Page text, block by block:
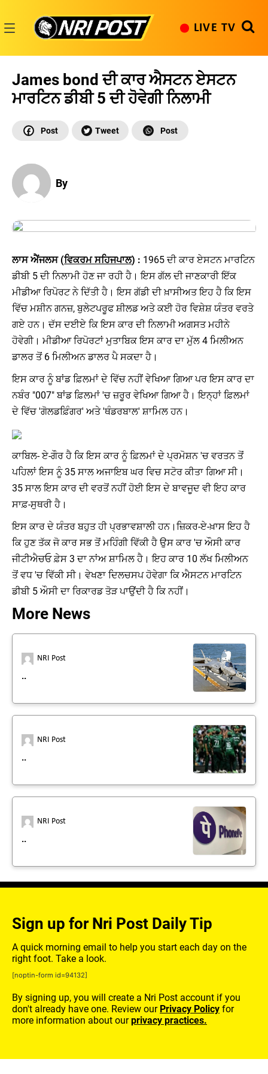
content
LIVE TV
James bond ਦੀ ਕਾਰ ਐਸਟਨ ਏਸਟਨ
ਮਾਰਟਿਨ ਡੀਬੀ 5 ਦੀ ਹੋਵੇਗੀ ਨਿਲਾਮੀ
By
ਲਾਸ ਐਂਜਲਸ (ਵਿਕਰਮ ਸਹਿਜਪਾਲ) : 1965 ਦੀ ਕਾਰ ਏਸਟਨ ਮਾਰਟਿਨ
ਡੀਬੀ 5 ਦੀ ਨਿਲਾਮੀ ਹੋਣ ਜਾ ਰਹੀ ਹੈ। ਇਸ ਗੱਲ ਦੀ ਜਾਣਕਾਰੀ ਇੱਕ
ਮੀਡੀਆ ਰਿਪੋਰਟ ਨੇ ਦਿੱਤੀ ਹੈ। ਇਸ ਗੱਡੀ ਦੀ ਖ਼ਾਸੀਅਤ ਇਹ ਹੈ ਕਿ ਇਸ
ਵਿੱਚ ਮਸ਼ੀਨ ਗਨਜ਼, ਬੁਲੇਟਪਰੂਫ ਸ਼ੀਲਡ ਅਤੇ ਕਈ ਹੋਰ ਵਿਸ਼ੇਸ਼ ਯੰਤਰ ਵਰਤੇ
ਗਏ ਹਨ। ਦੱਸ ਦਈਏ ਕਿ ਇਸ ਕਾਰ ਦੀ ਨਿਲਾਮੀ ਅਗਸਤ ਮਹੀਨੇ
ਹੋਵੇਗੀ। ਮੀਡੀਆ ਰਿਪੋਰਟਾਂ ਮੁਤਾਬਿਕ ਇਸ ਕਾਰ ਦਾ ਮੁੱਲ 4 ਮਿਲੀਅਨ
ਡਾਲਰ ਤੋਂ 6 ਮਿਲੀਅਨ ਡਾਲਰ ਪੈ ਸਕਦਾ ਹੈ।
ਇਸ ਕਾਰ ਨੂੰ ਬਾਂਡ ਫ਼ਿਲਮਾਂ ਦੇ ਵਿੱਚ ਨਹੀਂ ਵੇਖਿਆ ਗਿਆ ਪਰ ਇਸ ਕਾਰ ਦਾ
ਨਬੰਰ "007" ਬਾਂਡ ਫ਼ਿਲਮਾਂ 'ਚ ਜ਼ਰੂਰ ਵੇਖਿਆ ਗਿਆ ਹੈ। ਇਨ੍ਹਾਂ ਫ਼ਿਲਮਾਂ
ਦੇ ਵਿੱਚ 'ਗੋਲਡਫ਼ਿੰਗਰ' ਅਤੇ 'ਥੰਡਰਬਾਲ' ਸ਼ਾਮਿਲ ਹਨ।
ਕਾਬਿਲ- ਏ-ਗੌਰ ਹੈ ਕਿ ਇਸ ਕਾਰ ਨੂੰ ਫ਼ਿਲਮਾਂ ਦੇ ਪ੍ਰਮੋਸ਼ਨ 'ਚ ਵਰਤਨ ਤੋਂ
ਪਹਿਲਾਂ ਇਸ ਨੂੰ 35 ਸਾਲ ਅਜਾਇਬ ਘਰ ਵਿਚ ਸਟੋਰ ਕੀਤਾ ਗਿਆ ਸੀ।
35 ਸਾਲ ਇਸ ਕਾਰ ਦੀ ਵਰਤੋਂ ਨਹੀਂ ਹੋਈ ਇਸ ਦੇ ਬਾਵਜੂਦ ਵੀ ਇਹ ਕਾਰ
ਸਾਫ਼-ਸੁਥਰੀ ਹੈ।
ਇਸ ਕਾਰ ਦੇ ਯੰਤਰ ਬਹੁਤ ਹੀ ਪ੍ਰਭਾਵਸ਼ਾਲੀ ਹਨ।ਜ਼ਿਕਰ-ਏ-ਖ਼ਾਸ ਇਹ ਹੈ
ਕਿ ਹੁਣ ਤੱਕ ਜੋ ਕਾਰ ਸਭ ਤੋਂ ਮਹਿੰਗੀ ਵਿੱਕੀ ਹੈ ਉਸ ਕਾਰ 'ਚ ਔਸੀ ਕਾਰ
ਜੀਟੀਐਚਓ ਫ਼ੇਸ 3 ਦਾ ਨਾਂਅ ਸ਼ਾਮਿਲ ਹੈ। ਇਹ ਕਾਰ 10 ਲੱਖ ਮਿਲੀਅਨ
ਤੋਂ ਵਧ 'ਚ ਵਿੱਕੀ ਸੀ। ਵੇਖਣਾ ਦਿਲਚਸਪ ਹੋਵੇਗਾ ਕਿ ਐਸਟਨ ਮਾਰਟਿਨ
ਡੀਬੀ 5 ਔਸੀ ਦਾ ਰਿਕਾਰਡ ਤੋੜ ਪਾਉਂਦੀ ਹੈ ਕਿ ਨਹੀਂ।
More News
NRI Post
..
NRI Post
..
NRI Post
..
Sign up for Nri Post Daily Tip
A quick morning email to help you start each day on the
right foot. Take a look.
[noptin-form id=94132]
By signing up, you will create a Nri Post account if you
don't already have one. Review our Privacy Policy for
more information about ourprivacy practices.